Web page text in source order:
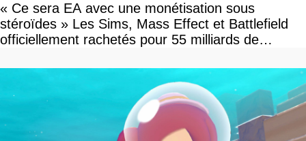
« Ce sera EA avec une monétisation sous
stéroïdes » Les Sims, Mass Effect et Battlefield
officiellement rachetés pour 55 milliards de